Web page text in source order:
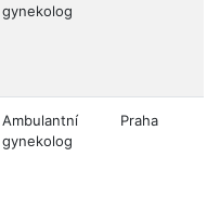
gynekolog
Ambulantní
gynekolog
Praha